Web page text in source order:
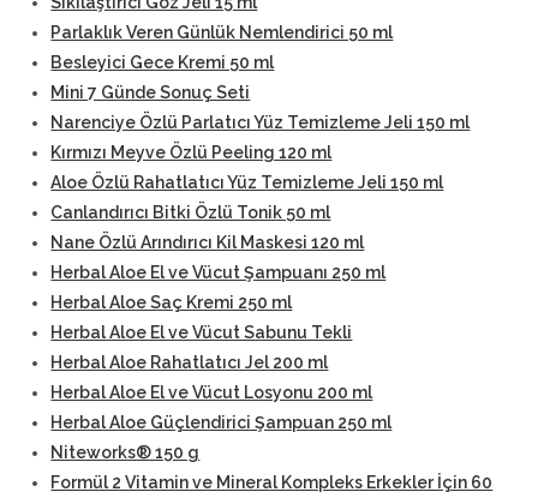
Parlaklık Veren Günlük Nemlendirici 50 ml
Besleyici Gece Kremi 50 ml
Mini 7 Günde Sonuç Seti
Narenciye Özlü Parlatıcı Yüz Temizleme Jeli 150 ml
Kırmızı Meyve Özlü Peeling 120 ml
Aloe Özlü Rahatlatıcı Yüz Temizleme Jeli 150 ml
Canlandırıcı Bitki Özlü Tonik 50 ml
Nane Özlü Arındırıcı Kil Maskesi 120 ml
Herbal Aloe El ve Vücut Şampuanı 250 ml
Herbal Aloe Saç Kremi 250 ml
Herbal Aloe El ve Vücut Sabunu Tekli
Herbal Aloe Rahatlatıcı Jel 200 ml
Herbal Aloe El ve Vücut Losyonu 200 ml
Herbal Aloe Güçlendirici Şampuan 250 ml
Niteworks® 150 g
Formül 2 Vitamin ve Mineral Kompleks Erkekler İçin 60